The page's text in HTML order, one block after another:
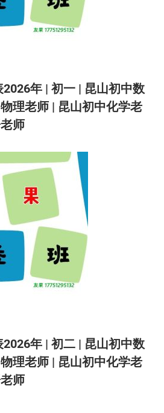
年 | 初一 | 昆山初中数
理老师 | 昆山初中化学老
师
年 | 初二 | 昆山初中数
理老师 | 昆山初中化学老
师